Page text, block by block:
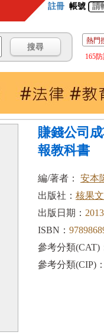
註冊 帳號
熱門
165
賺錢公司
報教科書
編/著者： 安本
出版社： 核果
出版日期：
ISBN：
參考分類(CAT)
參考分類(CIP)：